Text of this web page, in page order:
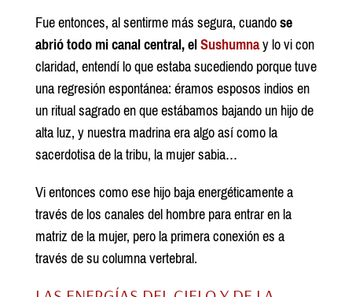
Fue entonces, al sentirme más segura, cuandose
abrió todo mi canal central, elSushumnay lo vi con
claridad, entendí lo que estaba sucediendo porque tuve
una regresión espontánea: éramos esposos indios en
un ritual sagrado en que estábamos bajando un hijo de
alta luz, y nuestra madrina era algo así como la
sacerdotisa de la tribu, la mujer sabia…
Vi entonces como ese hijo baja energéticamente a
través de los canales del hombre para entrar en la
matriz de la mujer, pero la primera conexión es a
través de su columna vertebral.